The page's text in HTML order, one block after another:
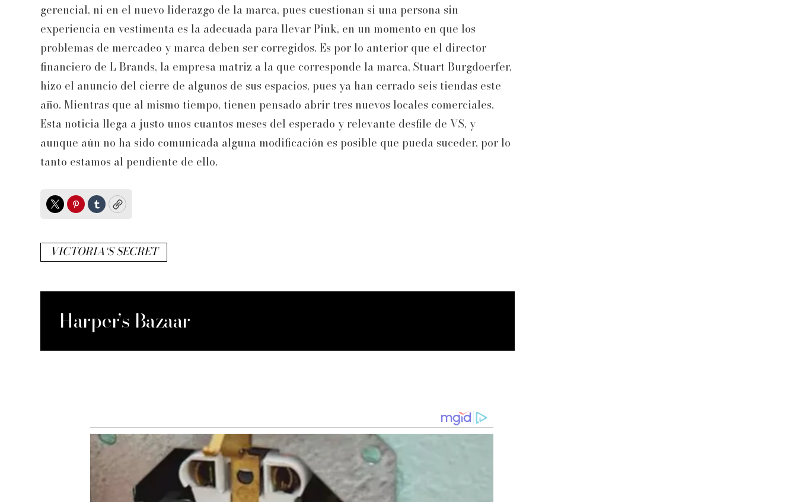
gerencial, ni en el nuevo liderazgo de la marca, pues cuestionan si una persona sin
experiencia en vestimenta es la adecuada para llevar Pink, en un momento en que los
problemas de mercadeo y marca deben ser corregidos. Es por lo anterior que el director
financiero de L Brands, la empresa matriz a la que corresponde la marca, Stuart Burgdoerfer,
hizo el anuncio del cierre de algunos de sus espacios, pues ya han cerrado seis tiendas este
año. Mientras que al mismo tiempo, tienen pensado abrir tres nuevos locales comerciales.
Esta noticia llega a justo unos cuantos meses del esperado y relevante desfile de VS, y
aunque aún no ha sido comunicada alguna modificación es posible que pueda suceder, por lo
tanto estamos al pendiente de ello.
TwitterPinterest
TumblrCopy
VICTORIA‘S SECRET
Harper’s Bazaar